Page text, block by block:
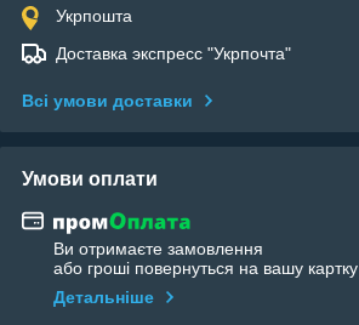
Укрпошта
Доставка экспресс "Укрпочта"
Всі умови доставки
Умови оплати
Ви отримаєте замовлення
або гроші повернуться на вашу картку
Детальніше